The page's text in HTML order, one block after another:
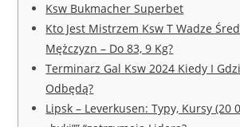
Ksw Bukmacher Superbet
Kto Jest Mistrzem Ksw T Wadze
Mężczyzn – Do 83, 9 Kg?
Terminarz Gal Ksw 2024 Kiedy I
Odbędą?
Lipsk – Leverkusen: Typy, Kursy (20